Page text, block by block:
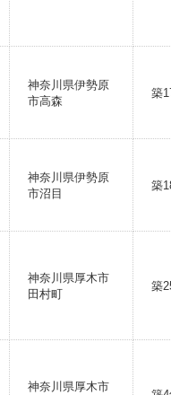
神奈川県伊勢原
市高森
築
神奈川県伊勢原
市沼目
築
神奈川県厚木市
田村町
築
神奈川県厚木市